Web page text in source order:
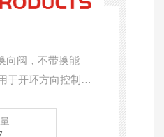
向阀，不带换能
于开环方向控制和